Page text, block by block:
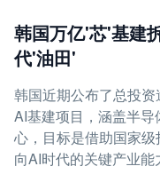
韩国万亿'芯'基建
代'油田'
韩国近期公布了总投
AI基建项目，涵盖半
心，目标是借助国家
向AI时代的关键产业能